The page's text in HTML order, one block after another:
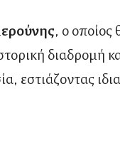
, ο οποίος
διαδρομή
εστιάζοντας